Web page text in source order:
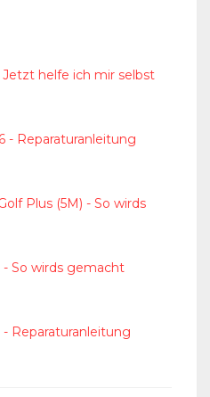
Jetzt helfe ich mir selbst
- Reparaturanleitung
Plus (5M) - So wirds
- So wirds gemacht
- Reparaturanleitung